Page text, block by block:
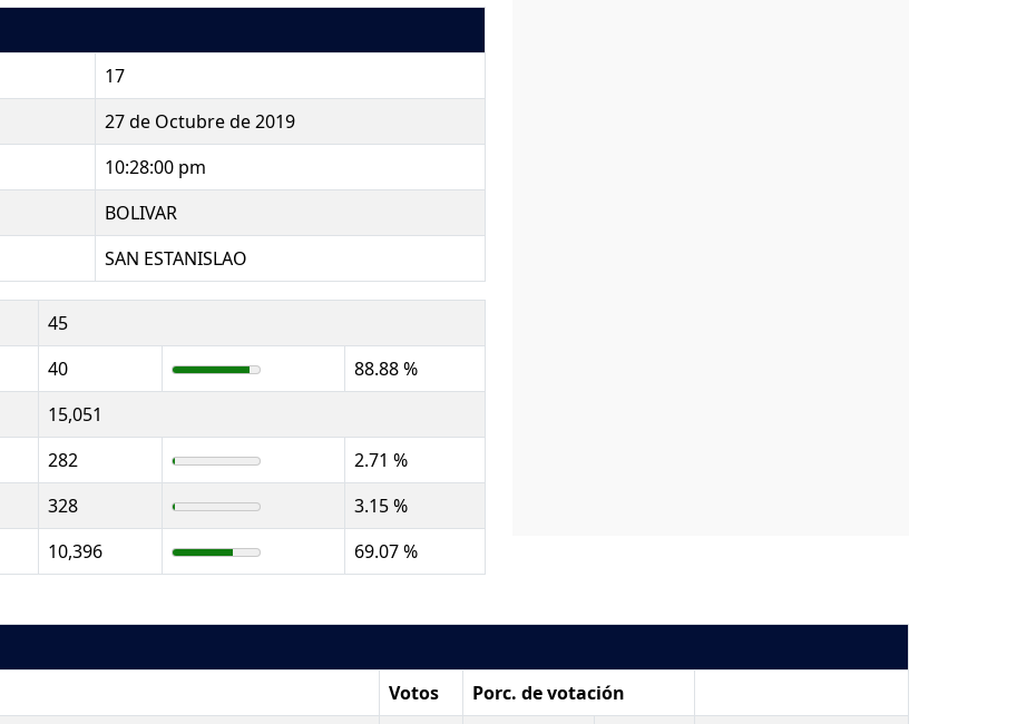
17
27 de Octubre de 2019
10:28:00 pm
BOLIVAR
SAN ESTANISLAO
45
40
88.88 %
15,051
282
2.71 %
328
3.15 %
10,396 69.07 %
Votos Porc. de votación